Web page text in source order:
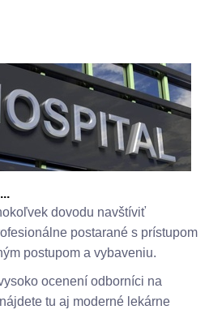
dovodu navštíviť
postarané s prístupom
postupom a vybaveniu.
ocenení odborníci na
tu aj moderné lekárne